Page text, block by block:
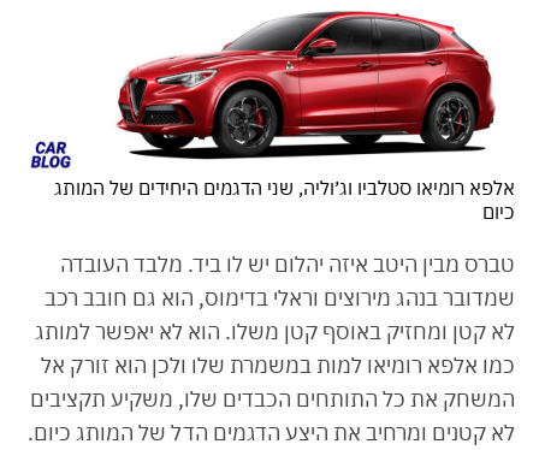
אלפא רומיאו סטלביו וג׳וליה, שני הדגמים היחידים של המותג
כיום
טברס מבין היטב איזה יהלום יש לו ביד. מלבד העובדה
שמדובר בנהג מירוצים וראלי בדימוס, הוא גם חובב רכב
לא קטן ומחזיק באוסף קטן משלו. הוא לא יאפשר למותג
כמו אלפא רומיאו למות במשמרת שלו ולכן הוא זורק אל
המשחק את כל התותחים הכבדים שלו, משקיע תקציבים
לא קטנים ומרחיב את היצע הדגמים הדל של המותג כיום.